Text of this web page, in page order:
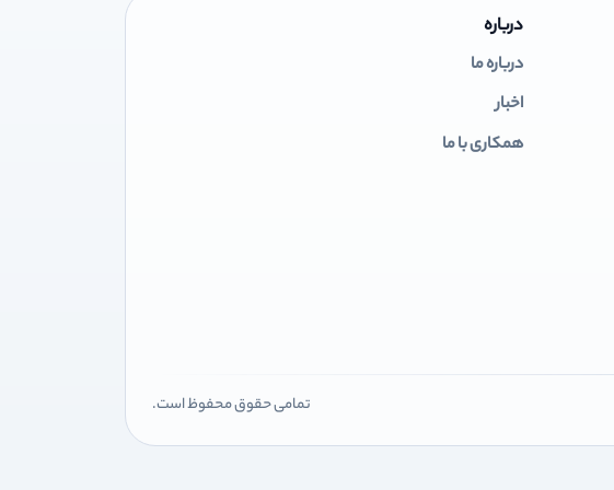
درباره
درباره ما
اخبار
همکاری با ما
تمامی حقوق محفوظ است.